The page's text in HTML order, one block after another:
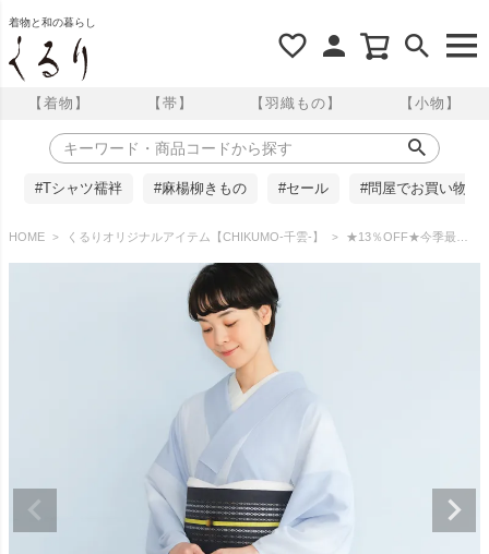
着物と和の暮らし
【着物】 【帯】 【羽織もの】 【小物】
#Tシャツ襦袢 #麻楊柳きもの #セール #問屋でお買い物
HOME くるりオリジナルアイテム【CHIKUMO-千雲-】 ★13％OFF★今季最終入荷！残りLサイズのみ★【CHIKUMO-千雲-】洗える着物 単衣/夏着物 東レ セオα 楊柳ぼかし/花色 水色 くるり